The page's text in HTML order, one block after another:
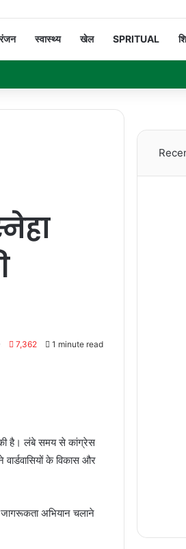
स्वास्थ्य खेल SPRITUAL
7,362 1 minute read
की है। लंबे समय से कांग्रेस
के विकास और
अभियान चलाने